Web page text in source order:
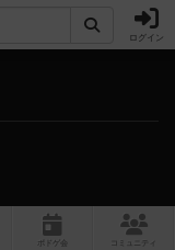
ログイン
ボ ドゲ コミュニティ